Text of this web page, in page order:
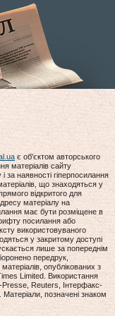
є об'єктом авторського
матеріалів сайту
за наявності гіперпосилання
що знаходяться у
відкритого для
матеріалу на
має бути розміщене в
посилання або
використовуваного
у закритому доступі
лише за попереднім
передрук,
опублікованих з
Limited. Використання
Presse, Reuters, Інтерфакс-
позначені знаком